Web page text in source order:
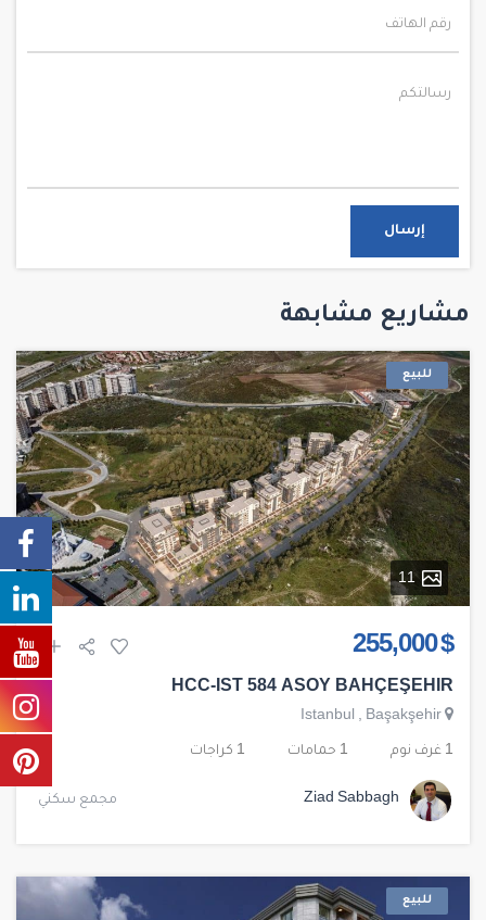
إرسال
مشاريع مشابهة
للبيع
11
$ 255,000
HCC-IST 584 ASOY BAHÇEŞEHIR
Istanbul , Başakşehir
1 غرف نوم 1 حمامات 1 كراجات
Ziad Sabbagh مجمع سكني
للبيع